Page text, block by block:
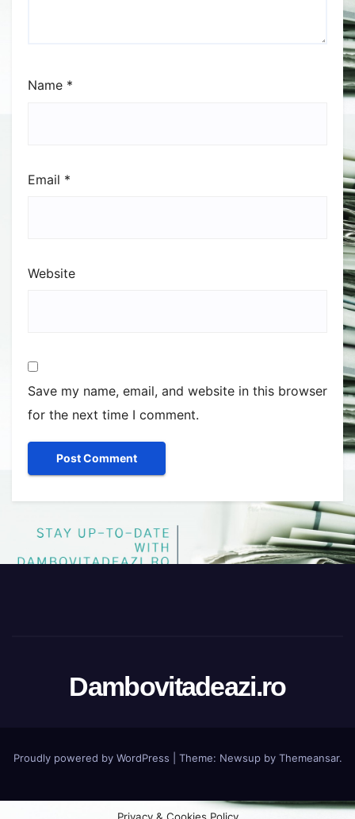
Name *
Email *
Website
Save my name, email, and website in this browser
for the next time I comment.
Dambovitadeazi.ro
Proudly powered by WordPress Theme: Newsupby Themeansar.